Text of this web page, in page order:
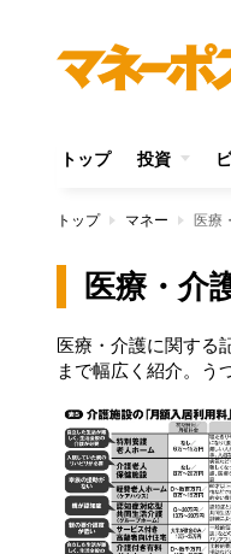
トップ 投資
トップ マネー 医療
医療・介
医療・介護に関する
まで幅広く紹介。う